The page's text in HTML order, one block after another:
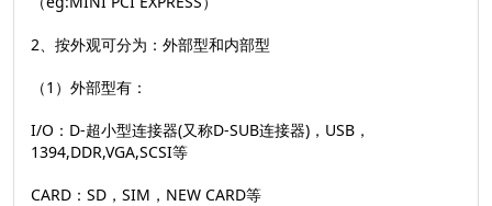
2、按外观可分为：外部型和内部型
（1）外部型有：
I/O：D-超小型连接器(又称D-SUB连接器)，USB，
1394,DDR,VGA,SCSI等
CARD：SD，SIM，NEW CARD等